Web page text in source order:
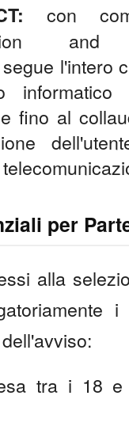
con
and
l'intero
informatico
fino al
per
alla
tra i 18